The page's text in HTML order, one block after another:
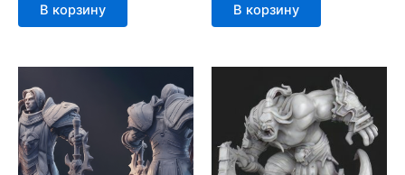
В корзину В корзину